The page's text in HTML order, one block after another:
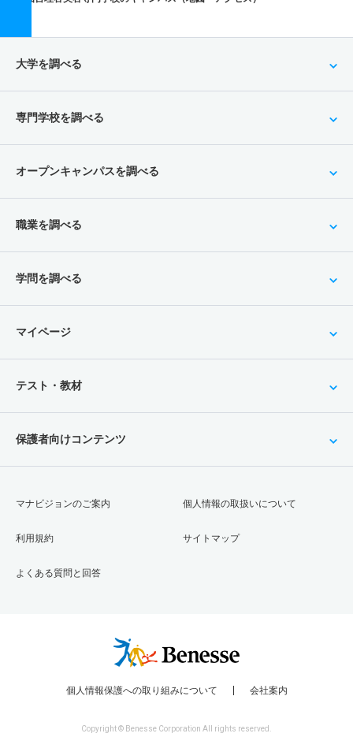
大学を調べる
専門学校を調べる
オープンキャンパスを調べる
職業を調べる
学問を調べる
マイページ
テスト・教材
保護者向けコンテンツ
マナビジョンのご案内
利用規約
よくある質問と回答
個人情報の取扱いについて
サイトマップ
個人情報保護への取り組みについて 会社案内
Copyright © Benesse Corporation All rights reserved.